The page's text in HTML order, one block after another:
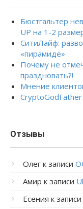
Бюстгальтер
UP на 1-2
СитиЛайф:
«пирамиде»
Почему не
праздновать?!
Мнение
Отзывы
Олег к записи
Амир к записи
Есения к записи